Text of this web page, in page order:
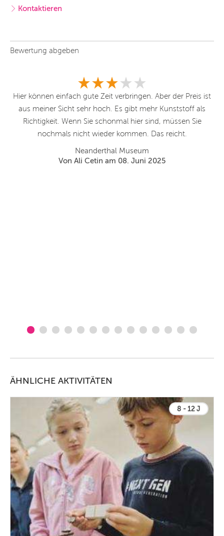
Kontaktieren
Bewertung abgeben
Hier können einfach gute Zeit verbringen. Aber der Preis ist
aus meiner Sicht sehr hoch. Es gibt mehr Kunststoff als
Richtigkeit. Wenn Sie schonmal hier sind, müssen Sie
nochmals nicht wieder kommen. Das reicht.
Neanderthal Museum
Von Ali Cetin am 08. Juni 2025
ÄHNLICHE AKTIVITÄTEN
8 - 12 J